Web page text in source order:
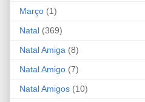
Março (1)
Natal (369)
Natal Amiga (8)
Natal Amigo (7)
Natal Amigos (10)